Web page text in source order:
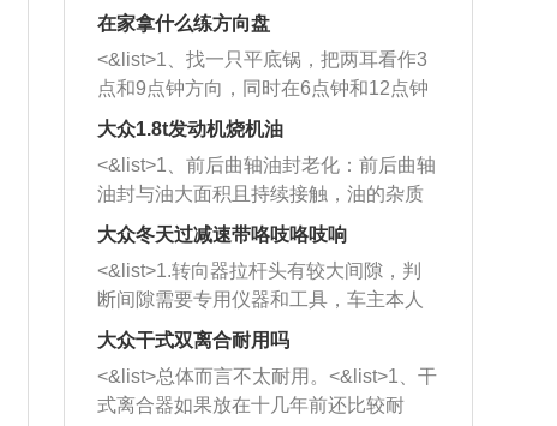
者是细棍，直接将杂物给取出来，如果
堵塞情况比较严重，也可以采取应急措
施。 <&list>2、直接利用木棍将所有的
杂物推到排气管里面的位置处，然后将
三元催化器拆解开，就可以将堵塞的东
西取出来。但如果是因为积碳过多引起
的堵塞，就需要将三元催化器泡在草酸
洗剂对堵塞的情况得到解决，将清洗剂
放在燃油箱中，与燃油混合后，车辆启
动时，就可以和汽油一起进入到燃烧
室，最后形成废气排出，就可以让三元
催化器得到清洗，排气管堵塞的情况就
能够得到解决。
在家拿什么练方向盘
<&list>1、找一只平底锅，把两耳看作3
点和9点钟方向，同时在6点钟和12点钟
方向做一个标记。 <&list>2、双手握住
一圈半的练习，往右同样也要打相同的
圈数。 <&list>3、最后强调要反复练
习，这样就可以形成肌肉记忆，在真实
驾驶车辆时，不需要记忆也能打好方
向。
大众1.8t发动机烧机油
<&list>1、前后曲轴油封老化：前后曲轴
油封与油大面积且持续接触，油的杂质
和发动机内持续温度变化使其密封效果
逐渐减弱，导致渗油或漏油。<&list>2、
活塞间隙过大：积碳会使活塞环与缸体
的间隙扩大，导致机油流入燃烧室中，
造成烧机油。<&list>3、机油粘度。使用
机油粘度过小的话，同样会有烧机油现
象，机油粘度过小具有很好的流动性，
大众冬天过减速带咯吱咯吱响
<&list>1.转向器拉杆头有较大间隙，判
断间隙需要专用仪器和工具，车主本人
无法制作，需要将车辆送到修理厂或4s
店；<&list>2.车辆半轴套管防尘罩破
裂，破裂后会出现漏油现象，使半轴磨
损严重，磨损的半轴容易损坏，产生异
大众干式双离合耐用吗
<&list>总体而言不太耐用。<&list>1、干
式离合器如果放在十几年前还比较耐